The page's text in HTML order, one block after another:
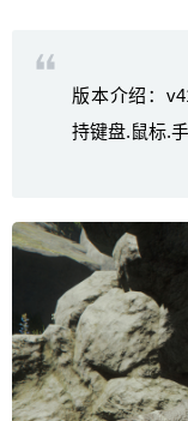
版本介绍：
持键盘.鼠标.